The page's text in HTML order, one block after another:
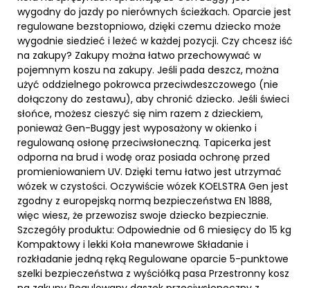
wygodny do jazdy po nierównych ścieżkach. Oparcie jest
regulowane bezstopniowo, dzięki czemu dziecko może
wygodnie siedzieć i leżeć w każdej pozycji. Czy chcesz iść
na zakupy? Zakupy można łatwo przechowywać w
pojemnym koszu na zakupy. Jeśli pada deszcz, można
użyć oddzielnego pokrowca przeciwdeszczowego (nie
dołączony do zestawu), aby chronić dziecko. Jeśli świeci
słońce, możesz cieszyć się nim razem z dzieckiem,
ponieważ Gen-Buggy jest wyposażony w okienko i
regulowaną osłonę przeciwsłoneczną. Tapicerka jest
odporna na brud i wodę oraz posiada ochronę przed
promieniowaniem UV. Dzięki temu łatwo jest utrzymać
wózek w czystości. Oczywiście wózek KOELSTRA Gen jest
zgodny z europejską normą bezpieczeństwa EN 1888,
więc wiesz, że przewozisz swoje dziecko bezpiecznie.
Szczegóły produktu: Odpowiednie od 6 miesięcy do 15 kg
Kompaktowy i lekki Koła manewrowe Składanie i
rozkładanie jedną ręką Regulowane oparcie 5-punktowe
szelki bezpieczeństwa z wyściółką pasa Przestronny kosz